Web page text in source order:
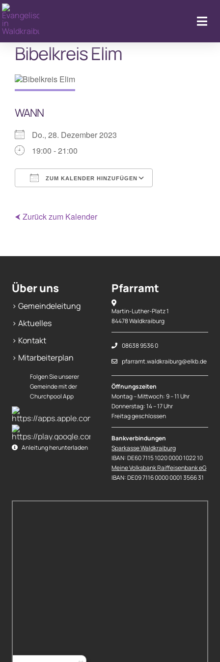
Zum
Inhalt
springen
Bibelkreis Elim
WANN
Do., 28. Dezember 2023
19:00 - 21:00
ZUM KALENDER HINZUFÜGEN
⮜ Zurück zum Kalender
Über uns
> Gemeindeleitung
> Aktuelles
> Kontakt
> Mitarbeiterplan
Folgen Sie unserer
Gemeinde mit der
Churchpool App
Anleitung herunterladen
Pfarramt
Martin-Luther-Platz 1
84478 Waldkraiburg
08638 9536 0
pfarramt.waldkraiburg@elkb.de
Öffnungszeiten
Montag – Mittwoch: 9 – 11 Uhr
Donnerstag: 14 – 17 Uhr
Freitag geschlossen
Bankverbindungen
Sparkasse Waldkraiburg
IBAN: DE60 7115 1020 0000 1022 10
Meine Volksbank Raiffeisenbank eG
IBAN: DE09 7116 0000 0001 3566 31